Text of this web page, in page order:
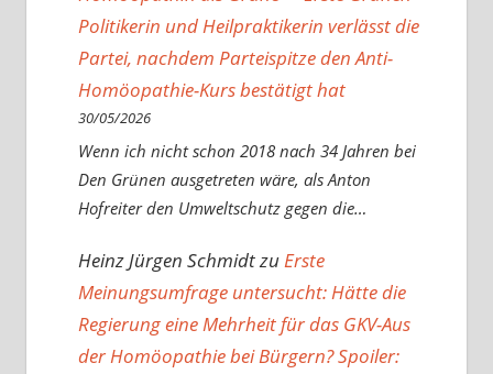
Politikerin und Heilpraktikerin verlässt die
Partei, nachdem Parteispitze den Anti-
Homöopathie-Kurs bestätigt hat
30/05/2026
Wenn ich nicht schon 2018 nach 34 Jahren bei
Den Grünen ausgetreten wäre, als Anton
Hofreiter den Umweltschutz gegen die…
Heinz Jürgen SchmidtzuErste
Meinungsumfrage untersucht: Hätte die
Regierung eine Mehrheit für das GKV-Aus
der Homöopathie bei Bürgern? Spoiler: